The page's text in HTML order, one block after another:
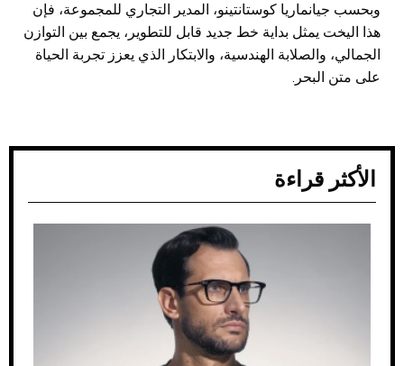
وبحسب جيانماريا كوستانتينو، المدير التجاري للمجموعة، فإن
هذا اليخت يمثل بداية خط جديد قابل للتطوير، يجمع بين التوازن
الجمالي، والصلابة الهندسية، والابتكار الذي يعزز تجربة الحياة
على متن البحر.
الأكثر قراءة